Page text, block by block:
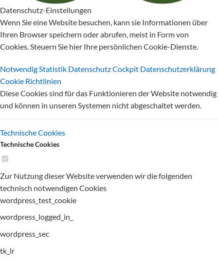
Datenschutz-Einstellungen
Wenn Sie eine Website besuchen, kann sie Informationen über
Ihren Browser speichern oder abrufen, meist in Form von
Cookies. Steuern Sie hier Ihre persönlichen Cookie-Dienste.
NotwendigStatistik Datenschutz Cockpit Datenschutzerklärung
Cookie Richtlinien
Diese Cookies sind für das Funktionieren der Website notwendig
und können in unseren Systemen nicht abgeschaltet werden.
Technische Cookies
Technische Cookies
Zur Nutzung dieser Website verwenden wir die folgenden
technisch notwendigen Cookies
wordpress_test_cookie
wordpress_logged_in_
wordpress_sec
tk_lr